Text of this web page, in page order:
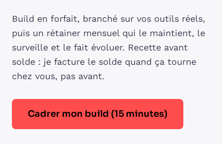
Build en forfait, branché sur vos outils réels,
puis un rétainer mensuel qui le maintient, le
surveille et le fait évoluer. Recette avant
solde : je facture le solde quand ça tourne
chez vous, pas avant.
Cadrer mon build (15 minutes)